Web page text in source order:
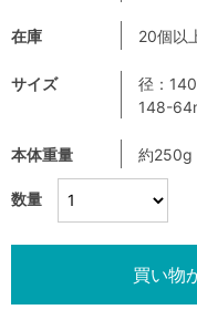
数量
在庫 20個以
サイズ
径：
148-
本体重量 約250g